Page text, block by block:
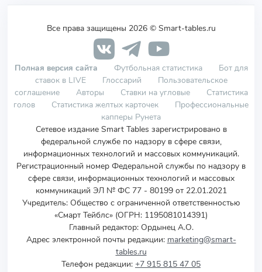
Все права защищены 2026 © Smart-tables.ru
Полная версия сайта Футбольная статистика
Бот для
ставок в LIVE
Глоссарий
Пользовательское
соглашение
Авторы Ставки на угловые
Статистика
голов
Статистика желтых карточек
Профессиональные
капперы Рунета
Сетевое издание Smart Tables зарегистрировано в
федеральной службе по надзору в сфере связи,
информационных технологий и массовых коммуникаций.
Регистрационный номер Федеральной службы по надзору в
сфере связи, информационных технологий и массовых
коммуникаций ЭЛ № ФС 77 - 80199 от 22.01.2021
Учредитель: Общество с ограниченной ответственностью
«Смарт Тейблс» (ОГРН: 1195081014391)
Главный редактор: Ордынец А.О.
Адрес электронной почты редакции: marketing@smart-
tables.ru
Телефон редакции: +7 915 815 47 05